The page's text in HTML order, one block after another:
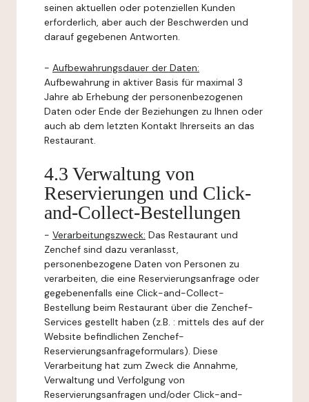
seinen aktuellen oder potenziellen Kunden
erforderlich, aber auch der Beschwerden und
darauf gegebenen Antworten.
- Aufbewahrungsdauer der Daten:
Aufbewahrung in aktiver Basis für maximal 3
Jahre ab Erhebung der personenbezogenen
Daten oder Ende der Beziehungen zu Ihnen oder
auch ab dem letzten Kontakt Ihrerseits an das
Restaurant.
4.3 Verwaltung von
Reservierungen und Click-
and-Collect-Bestellungen
- Verarbeitungszweck: Das Restaurant und
Zenchef sind dazu veranlasst,
personenbezogene Daten von Personen zu
verarbeiten, die eine Reservierungsanfrage oder
gegebenenfalls eine Click-and-Collect-
Bestellung beim Restaurant über die Zenchef-
Services gestellt haben (z.B. : mittels des auf der
Website befindlichen Zenchef-
Reservierungsanfrageformulars). Diese
Verarbeitung hat zum Zweck die Annahme,
Verwaltung und Verfolgung von
Reservierungsanfragen und/oder Click-and-